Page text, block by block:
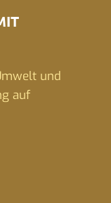
und
auf